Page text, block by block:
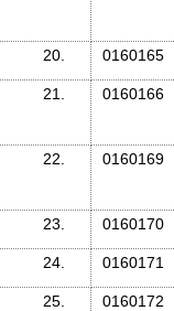
20. 0160165
21. 0160166
22. 0160169
23. 0160170
24. 0160171
25. 0160172